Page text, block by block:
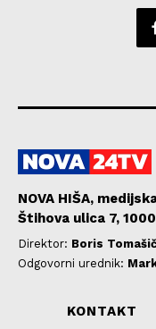
NOVA HIŠA,
Štihova ulica 7,
Direktor: Boris Tomašič
Odgovorni urednik:
KONTAKT